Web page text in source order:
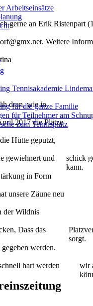
gerne an Erik Ristenpart
Weitere
dran, wie in
2017 die Plätze
Hütte geputzt,
gewiehnert und
schick
kann.
in Form
unsere Zäune neu
der Wildnis
Dass das
sorgt.
werden.
hart werden
wir
Arbeitseinsätze
Tennisakademie
für die ganze Familie
für Teilnehmer am
zum Tennisplatz